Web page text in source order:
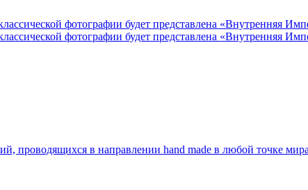
проводящихся в направлении hand made в любой точке